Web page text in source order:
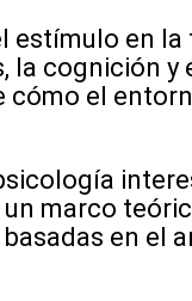
estímulo en la
la cognición y
cómo el
marco
en el